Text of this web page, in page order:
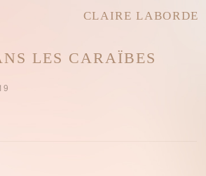
CLAIRE LABORDE
LES CARAÏBES